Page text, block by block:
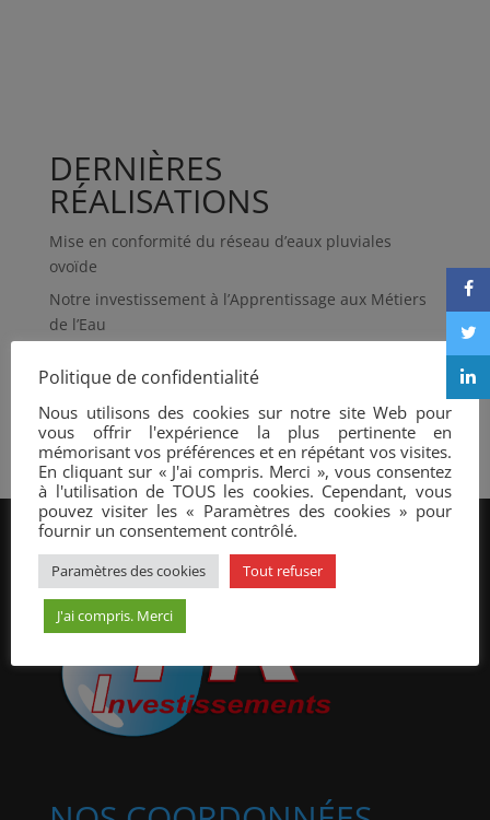
DERNIÈRES
RÉALISATIONS
Mise en conformité du réseau d’eaux pluviales
ovoïde
Notre investissement à l’Apprentissage aux Métiers
de l’Eau
Maxifourgon REHA Assainissement
Réhabilitation de regard par projection de mortier
Politique de confidentialité
Nous utilisons des cookies sur notre site Web pour
vous offrir l'expérience la plus pertinente en
mémorisant vos préférences et en répétant vos visites.
En cliquant sur « J'ai compris. Merci », vous consentez
à l'utilisation de TOUS les cookies. Cependant, vous
pouvez visiter les « Paramètres des cookies » pour
fournir un consentement contrôlé.
Paramètres des cookies Tout refuser
J'ai compris. Merci